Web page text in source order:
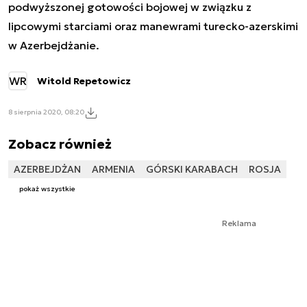
podwyższonej gotowości bojowej w związku z
lipcowymi starciami oraz manewrami turecko-azerskimi
w Azerbejdżanie.
WR Witold Repetowicz
8 sierpnia 2020, 08:20
Zobacz również
AZERBEJDŻAN ARMENIA GÓRSKI KARABACH ROSJA
pokaż wszystkie
Reklama